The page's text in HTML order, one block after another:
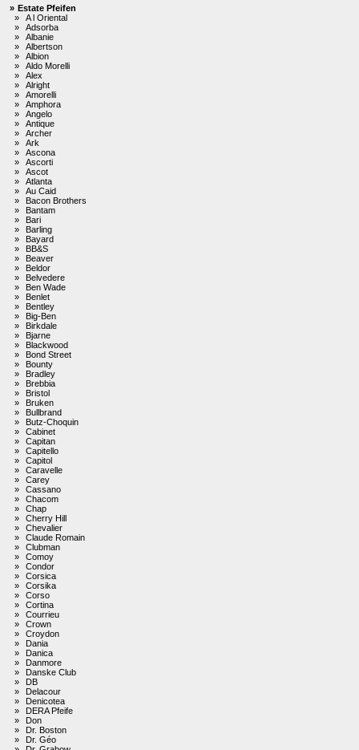
» Estate Pfeifen
»
A l Oriental
»
Adsorba
»
Albanie
»
Albertson
»
Albion
»
Aldo Morelli
»
Alex
»
Alright
»
Amorelli
»
Amphora
»
Angelo
»
Antique
»
Archer
»
Ark
»
Ascona
»
Ascorti
»
Ascot
»
Atlanta
»
Au Caid
»
Bacon Brothers
»
Bantam
»
Bari
»
Barling
»
Bayard
»
BB&S
»
Beaver
»
Beldor
»
Belvedere
»
Ben Wade
»
Benlet
»
Bentley
»
Big-Ben
»
Birkdale
»
Bjarne
»
Blackwood
»
Bond Street
»
Bounty
»
Bradley
»
Brebbia
»
Bristol
»
Bruken
»
Bullbrand
»
Butz-Choquin
»
Cabinet
»
Capitan
»
Capitello
»
Capitol
»
Caravelle
»
Carey
»
Cassano
»
Chacom
»
Chap
»
Cherry Hill
»
Chevalier
»
Claude Romain
»
Clubman
»
Comoy
»
Condor
»
Corsica
»
Corsika
»
Corso
»
Cortina
»
Courrieu
»
Crown
»
Croydon
»
Dania
»
Danica
»
Danmore
»
Danske Club
»
DB
»
Delacour
»
Denicotea
»
DERA Pfeife
»
Don
»
Dr. Boston
»
Dr. Géo